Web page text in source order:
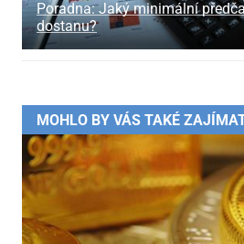
Poradna: Jaký minimální
dostanu?
MOHLO BY VÁS TAKÉ